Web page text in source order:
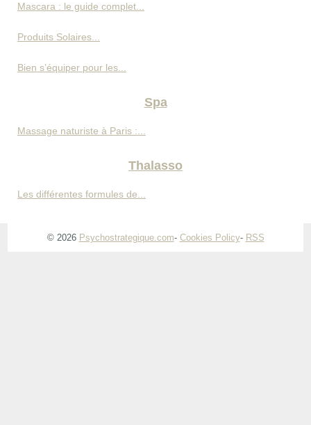
Mascara : le guide complet...
Produits Solaires...
Bien s’équiper pour les...
Spa
Massage naturiste à Paris :...
Thalasso
Les différentes formules de...
© 2026 Psychostrategique.com- Cookies Policy- RSS